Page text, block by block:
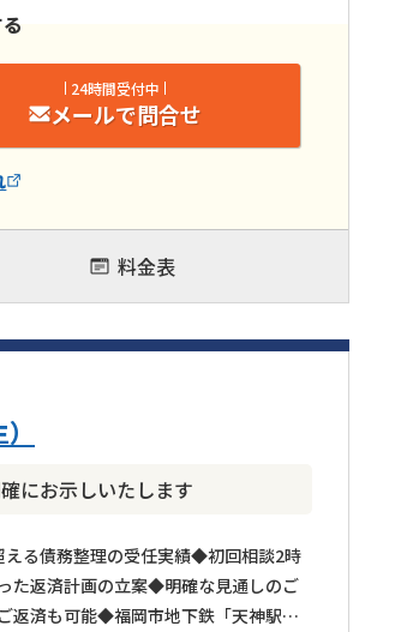
24時間受付中
メールで問合せ
料金表
にお示しいたします
る債務整理の受任実績◆初回相談2時
た返済計画の立案◆明確な見通しのご
返済も可能◆福岡市地下鉄「天神駅」